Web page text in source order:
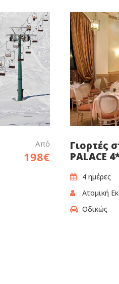
Από
198€
Γιορτές
PALACE
4 ημέρες
Ατομική
Οδικώς